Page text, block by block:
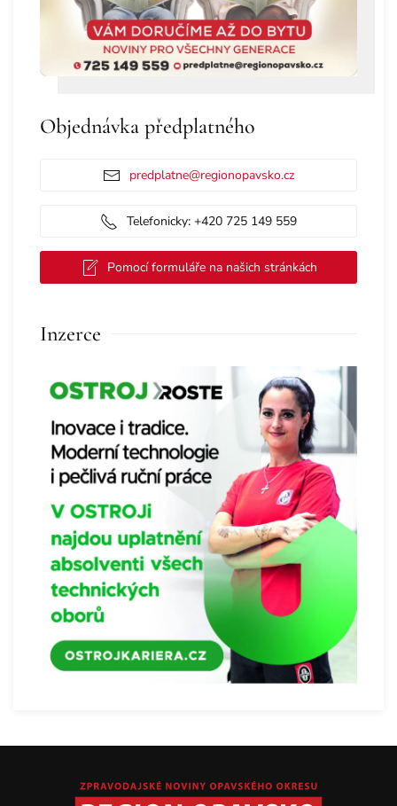
Objednávka předplatného
predplatne@regionopavsko.cz
Telefonicky: +420 725 149 559
Pomocí formuláře na našich stránkách
Inzerce